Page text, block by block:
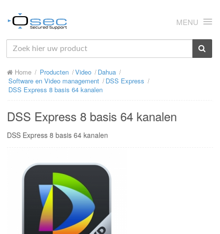
MENU
HOME
OVER ONS
NIEUWS
PRODUCTEN
SUPPORT
MIJN OSEC
CONTACT
INLOGGEN
Home Producten Video
Dahua
Software en Video management
DSS Express
DSS Express 8 basis 64 kanalen
DSS Express 8 basis 64 kanalen
DSS Express 8 basis 64 kanalen